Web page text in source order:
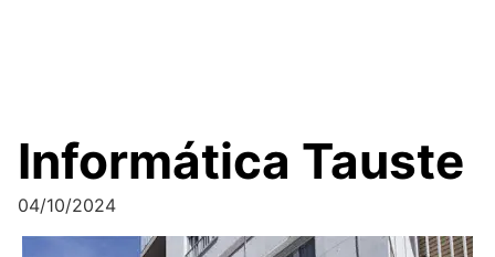
Informática Tauste
04/10/2024